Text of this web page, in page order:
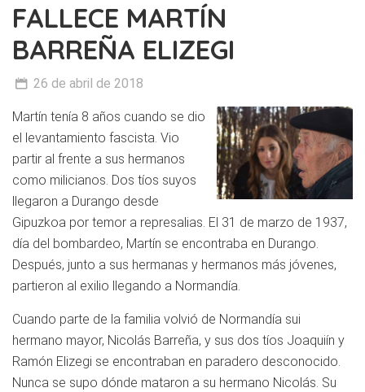
FALLECE MARTÍN
BARREÑA ELIZEGI
26 de abril de 2018
Martín tenía 8 años cuando se dio
el levantamiento fascista. Vio
partir al frente a sus hermanos
como milicianos. Dos tíos suyos
llegaron a Durango desde
Gipuzkoa por temor a represalias. El 31 de marzo de 1937,
día del bombardeo, Martín se encontraba en Durango.
Después, junto a sus hermanas y hermanos más jóvenes,
partieron al exilio llegando a Normandía.
Cuando parte de la familia volvió de Normandía sui
hermano mayor, Nicolás Barreña, y sus dos tíos Joaquiín y
Ramón Elizegi se encontraban en paradero desconocido.
Nunca se supo dónde mataron a su hermano Nicolás. Su